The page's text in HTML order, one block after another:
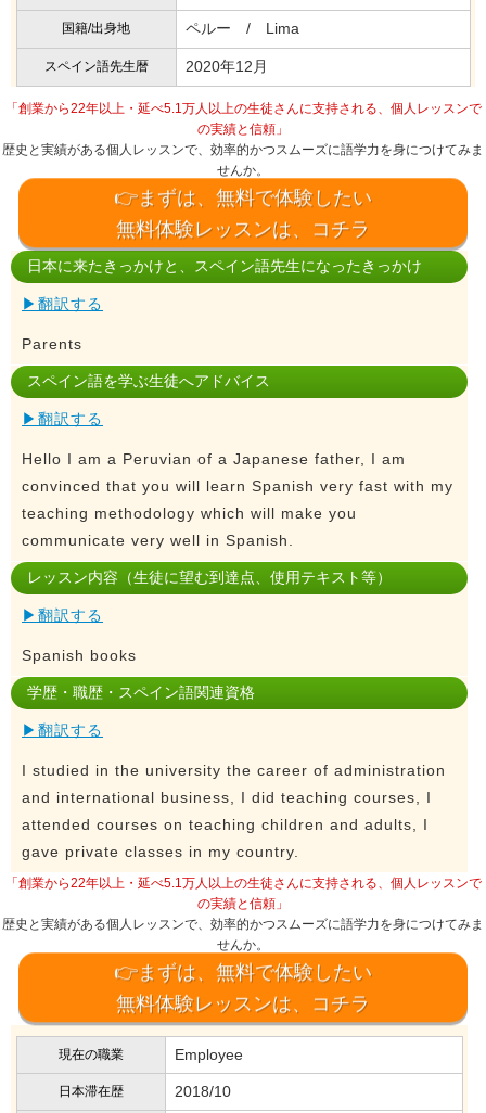
国籍/出身地 ペルー / Lima
スペイン語先生暦 2020年12月
「創業から22年以上・延べ5.1万人以上の生徒さんに支持される、個人レッスンで
の実績と信頼」
歴史と実績がある個人レッスンで、効率的かつスムーズに語学力を身につけてみま
せんか。
👉まずは、無料で体験したい
無料体験レッスンは、コチラ
日本に来たきっかけと、スペイン語先生になったきっかけ
▶翻訳する
Parents
スペイン語を学ぶ生徒へアドバイス
▶翻訳する
Hello I am a Peruvian of a Japanese father, I am
convinced that you will learn Spanish very fast with my
teaching methodology which will make you
communicate very well in Spanish.
レッスン内容（生徒に望む到達点、使用テキスト等）
▶翻訳する
Spanish books
学歴・職歴・スペイン語関連資格
▶翻訳する
I studied in the university the career of administration
and international business, I did teaching courses, I
attended courses on teaching children and adults, I
gave private classes in my country.
「創業から22年以上・延べ5.1万人以上の生徒さんに支持される、個人レッスンで
の実績と信頼」
歴史と実績がある個人レッスンで、効率的かつスムーズに語学力を身につけてみま
せんか。
👉まずは、無料で体験したい
無料体験レッスンは、コチラ
現在の職業 Employee
日本滞在歴 2018/10